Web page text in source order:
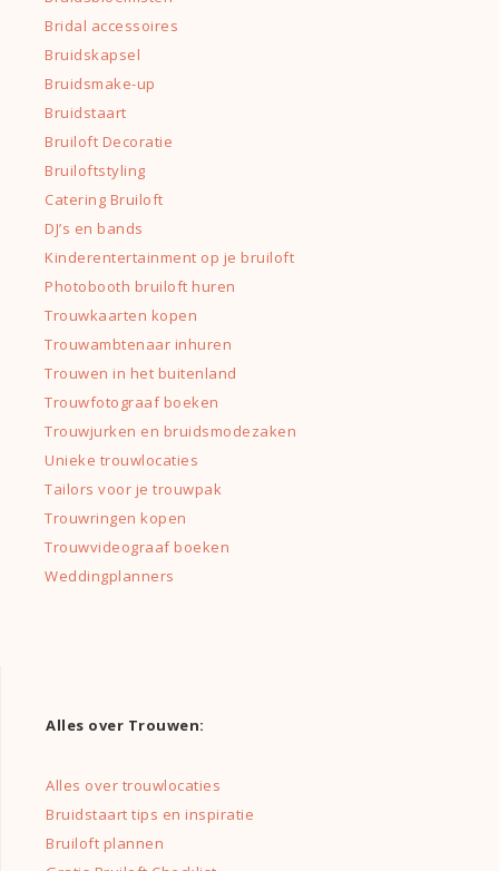
Bridal accessoires
Bruidskapsel
Bruidsmake-up
Bruidstaart
Bruiloft Decoratie
Bruiloftstyling
Catering Bruiloft
DJ’s en bands
Kinderentertainment op je bruiloft
Photobooth bruiloft huren
Trouwkaarten kopen
Trouwambtenaar inhuren
Trouwen in het buitenland
Trouwfotograaf boeken
Trouwjurken en bruidsmodezaken
Unieke trouwlocaties
Tailors voor je trouwpak
Trouwringen kopen
Trouwvideograaf boeken
Weddingplanners
Alles over Trouwen:
Alles over trouwlocaties
Bruidstaart tips en inspiratie
Bruiloft plannen